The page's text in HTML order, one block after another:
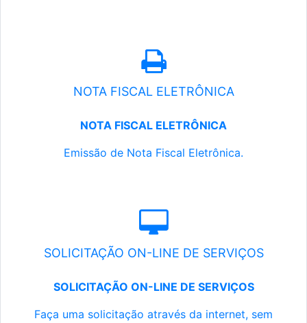
NOTA FISCAL ELETRÔNICA
NOTA FISCAL ELETRÔNICA
Emissão de Nota Fiscal Eletrônica.
SOLICITAÇÃO ON-LINE DE SERVIÇOS
SOLICITAÇÃO ON-LINE DE SERVIÇOS
Faça uma solicitação através da internet, sem